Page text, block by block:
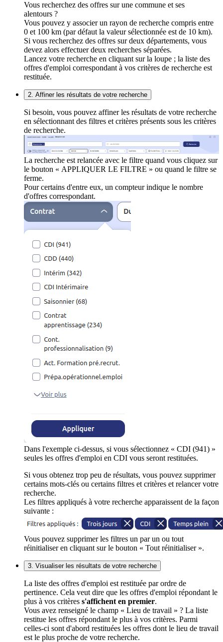
Vous recherchez des offres sur une commune et ses
alentours ?
Vous pouvez y associer un rayon de recherche compris entre
0 et 100 km (par défaut la valeur sélectionnée est de 10 km).
Si vous recherchez des offres sur deux départements, vous
devez alors effectuer deux recherches séparées.
Lancez votre recherche en cliquant sur la loupe ; la liste des
offres d'emploi correspondant à vos critères de recherche est
restituée.
2. Affiner les résultats de votre recherche
Si besoin, vous pouvez affiner les résultats de votre recherche
en sélectionnant des filtres et critères présents sous les critères
de recherche.
La recherche est relancée avec le filtre quand vous cliquez sur
le bouton « APPLIQUER LE FILTRE » ou quand le filtre se
ferme.
Pour certains d'entre eux, un compteur indique le nombre
d'offres correspondant.
Dans l'exemple ci-dessus, si vous sélectionnez « CDI (941) »
seules les offres d'emploi en CDI vous seront restituées.
Si vous obtenez trop peu de résultats, vous pouvez supprimer
certains mots-clés ou certains filtres et critères et relancer votre
recherche.
Les filtres appliqués à votre recherche apparaissent de la façon
suivante :
Vous pouvez supprimer les filtres un par un ou tout
réinitialiser en cliquant sur le bouton « Tout réinitialiser ».
3. Visualiser les résultats de votre recherche
La liste des offres d'emploi est restituée par ordre de
pertinence. Cela veut dire que les offres d'emploi répondant le
plus à vos critères s'affichent en premier.
Vous avez renseigné le champ « Lieu de travail » ? La liste
restitue les offres répondant le plus à vos critères. Parmi
celles-ci sont d'abord restituées les offres dont le lieu de travail
est le plus proche de votre recherche.